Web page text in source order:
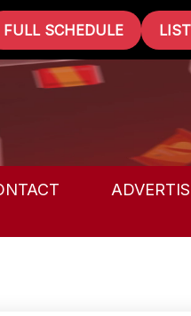
FULL SCHEDULE